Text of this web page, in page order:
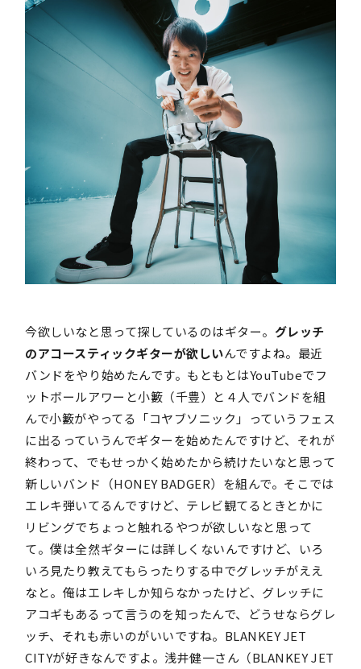
今欲しいなと思って探しているのはギター。 グレッチ
のアコースティックギターが欲しいんですよね。最近
バンドをやり始めたんです。もともとはYouTubeでフ
ットボールアワーと小籔（千豊）と４人でバンドを組
んで小籔がやってる「コヤブソニック」っていうフェス
に出るっていうんでギターを始めたんですけど、それが
終わって、でもせっかく始めたから続けたいなと思って
新しいバンド（HONEY BADGER）を組んで。そこでは
エレキ弾いてるんですけど、テレビ観てるときとかに
リビングでちょっと触れるやつが欲しいなと思って
て。僕は全然ギターには詳しくないんですけど、いろ
いろ見たり教えてもらったりする中でグレッチがええ
なと。俺はエレキしか知らなかったけど、グレッチに
アコギもあるって言うのを知ったんで、どうせならグレ
ッチ、それも赤いのがいいですね。BLANKEY JET
CITYが好きなんですよ。浅井健一さん（BLANKEY JET